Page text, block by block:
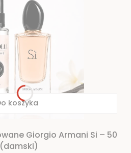
koszyka
Giorgio Armani Si – 50